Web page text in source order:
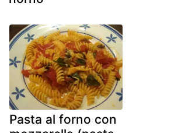
Pasta al forno con